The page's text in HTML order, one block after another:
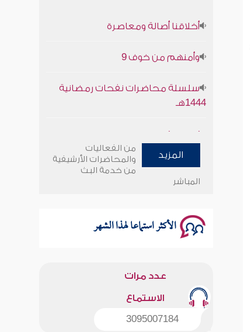
1444هـ
وأمنهم من خوف 9
سلسلة محاضرات نفحات رمضانية
المزيد
من الفعاليات
والمحاضرات الأرشيفية
من خدمة البث
المباشر
الأكثر استماعا لهذا الشهر
عدد مرات
الاستماع
3095007184